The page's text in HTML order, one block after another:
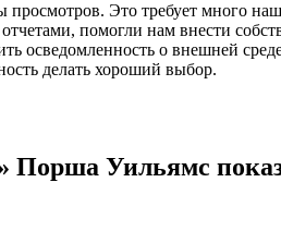
Это требует много
помогли нам внести
осведомленность о внешней
делать хороший выбор.
Уильямс